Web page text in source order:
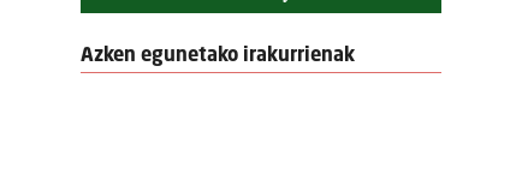
Azken egunetako irakurrienak